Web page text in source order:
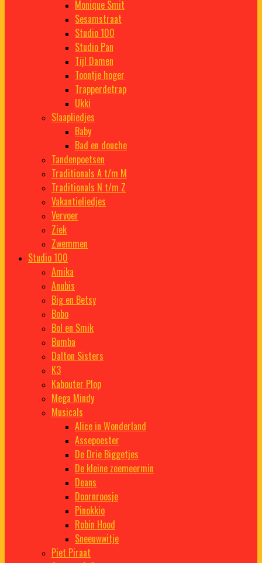
Monique Smit
Sesamstraat
Studio 100
Studio Pan
Tijl Damen
Toontje hoger
Trapperdetrap
Ukki
Slaapliedjes
Baby
Bad en douche
Tandenpoetsen
Traditionals A t/m M
Traditionals N t/m Z
Vakantieliedjes
Vervoer
Ziek
Zwemmen
Studio 100
Amika
Anubis
Big en Betsy
Bobo
Bol en Smik
Bumba
Dalton Sisters
K3
Kabouter Plop
Mega Mindy
Musicals
Alice in Wonderland
Assepoester
De Drie Biggetjes
De kleine zeemeermin
Deans
Doornroosje
Pinokkio
Robin Hood
Sneeuwwitje
Piet Piraat